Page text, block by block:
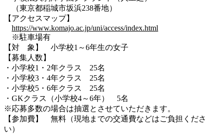
（東京都稲城市坂浜238番地）
【アクセスマップ】
https://www.komajo.ac.jp/uni/access/index.html
※駐車場有
【対 象】 小学校1～6年生の女子
【募集人数】
・小学校1・2年クラス 25名
・小学校3・4年クラス 25名
・小学校5・6年クラス 25名
・GKクラス（小学校4～6年） 5名
※応募多数の場合は抽選とさせていただきます。
【参加費】 無料（現地までの交通費などはご負担くださ
い）